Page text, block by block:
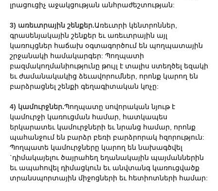
լրացուցիչ աջակցության անհրաժեշտության:
3) առեւտրային շենքեր.Առեւտրի կենտրոններ,
գրասենյակային շենքեր եւ առեւտրային այլ
կառույցներ հաճախ օգտագործում են պողպատային
շրջանակի համակարգեր: Պողպատի
բազմակողմանիությունը թույլ է տալիս ստեղծել եզակի
եւ ժամանակակից ձեւավորումներ, որոնք կարող են
բարձրացնել շենքի գեղագիտական ​​կոչը:
4) կամուրջներ.Պողպատը սովորական նյութ է
կամուրջի կառուցման համար, հատկապես
երկարատեւ կամուրջների եւ նրանց համար, որոնք
պահանջում են բարձր բեռի բարձրորակ հզորություն:
Պողպատե կամուրջները կարող են նախագծվել
`դիմակայելու ծայրահեղ եղանակային պայմաններին
եւ ապահովել դիմացկուն եւ անվտանգ կառուցվածք
տրանսպորտային միջոցների եւ հետիոտների համար: